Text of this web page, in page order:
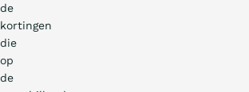
de
kortingen
die
op
de